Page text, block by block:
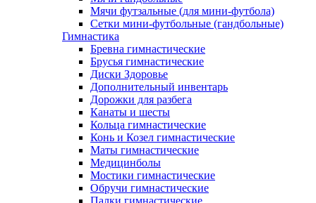
Мячи футзальные (для мини-футбола)
Сетки мини-футбольные (гандбольные)
Гимнастика
Бревна гимнастические
Брусья гимнастические
Диски Здоровье
Дополнительный инвентарь
Дорожки для разбега
Канаты и шесты
Кольца гимнастические
Конь и Козел гимнастические
Маты гимнастические
Медицинболы
Мостики гимнастические
Обручи гимнастические
Палки гимнастические